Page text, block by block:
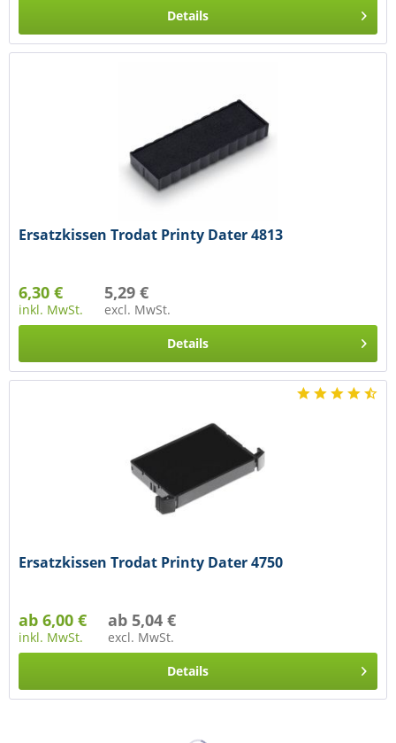
Details
Ersatzkissen Trodat Printy Dater 4813
6,30 €
inkl. MwSt.
5,29 €
excl. MwSt.
Details
Ersatzkissen Trodat Printy Dater 4750
ab 6,00 €
inkl. MwSt.
ab 5,04 €
excl. MwSt.
Details